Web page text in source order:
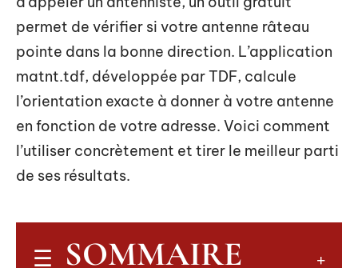
permet de vérifier si votre antenne râteau
pointe dans la bonne direction. L’application
matnt.tdf, développée par TDF, calcule
l’orientation exacte à donner à votre antenne
en fonction de votre adresse. Voici comment
l’utiliser concrètement et tirer le meilleur parti
de ses résultats.
SOMMAIRE